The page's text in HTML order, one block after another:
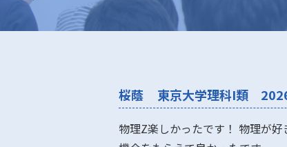
桜蔭 東京大学理科I類
物理Z楽しかったです！ 物理が